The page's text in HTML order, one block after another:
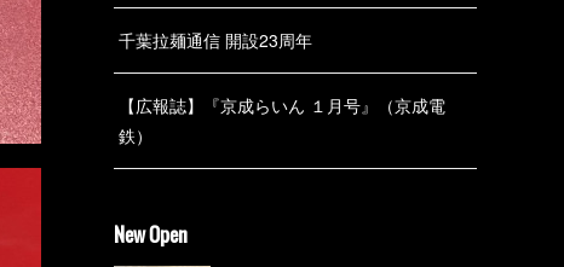
千葉拉麺通信 開設23周年
【広報誌】『京成らいん １月号』（京成電
鉄）
New Open